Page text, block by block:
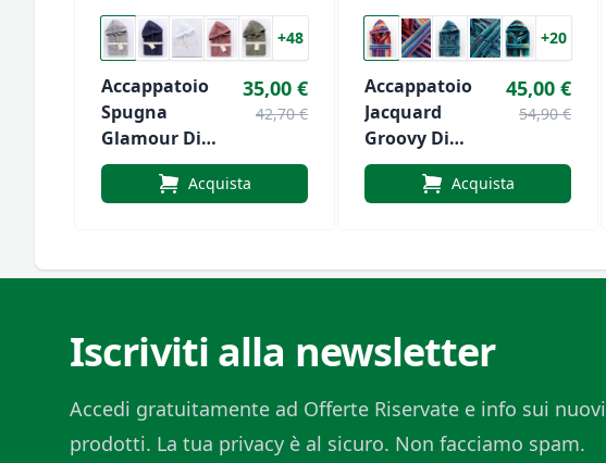
+48
Accappatoio
Spugna
Glamour Di
Riviera
35,00 €
42,70 €
Acquista
+20
Accappatoio
Jacquard
Groovy Di
Riviera
45,00 €
54,90 €
Acquista
Iscriviti alla newsletter
Accedi gratuitamente ad Offerte Riservate e info sui nuovi
prodotti. La tua privacy è al sicuro. Non facciamo spam.